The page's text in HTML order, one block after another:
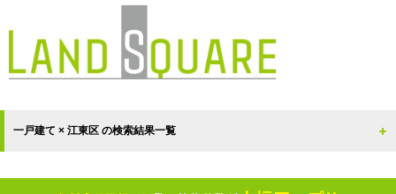
一戸建て × 江東区 の検索結果一覧